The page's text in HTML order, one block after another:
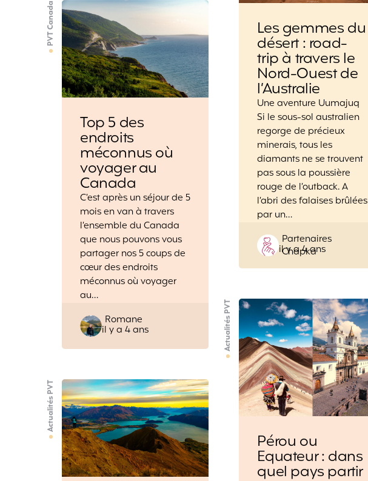
Les gemmes du
désert : road-
trip à travers le
Nord-Ouest de
l’Australie
Une aventure Uumajuq
Si le sous-sol australien
regorge de précieux
minerais, tous les
diamants ne se trouvent
pas sous la poussière
rouge de l’outback. A
l’abri des falaises brûlées
par un…
Posted
by
Partenaires
Chapka
il y a 4 ans
PVT Canada
Top 5 des
endroits
méconnus où
voyager au
Canada
C’est après un séjour de 5
mois en van à travers
l’ensemble du Canada
que nous pouvons vous
partager nos 5 coups de
cœur des endroits
méconnus où voyager
au…
Posted
by
Romane
il y a 4 ans Actualités PVT
Pérou ou
Equateur : dans
quel pays partir
Actualités PVT